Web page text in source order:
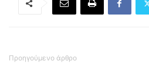
Προηγούμενο άρθρο